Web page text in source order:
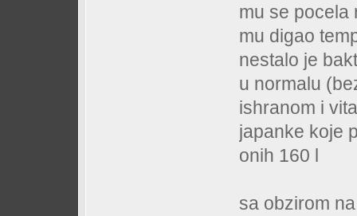
mu se pocela
mu digao
nestalo je
u normalu
ishranom i
japanke koje
onih 160 l
sa obzirom